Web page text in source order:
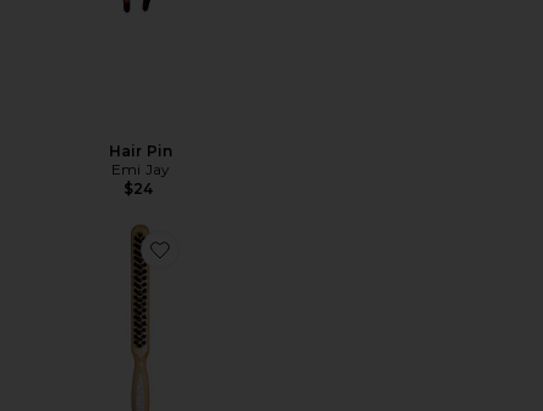
Hair Pin
Emi Jay
$24
Favorite ESCOVA MODELADORA